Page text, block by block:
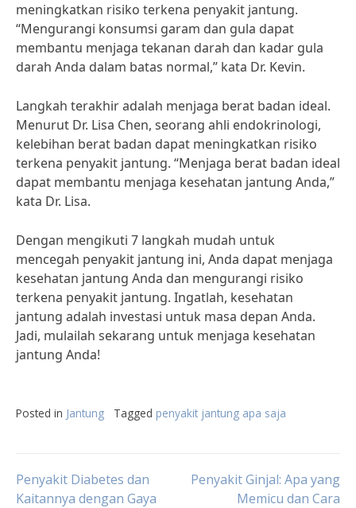
meningkatkan risiko terkena penyakit jantung.
“Mengurangi konsumsi garam dan gula dapat
membantu menjaga tekanan darah dan kadar gula
darah Anda dalam batas normal,” kata Dr. Kevin.
Langkah terakhir adalah menjaga berat badan ideal.
Menurut Dr. Lisa Chen, seorang ahli endokrinologi,
kelebihan berat badan dapat meningkatkan risiko
terkena penyakit jantung. “Menjaga berat badan ideal
dapat membantu menjaga kesehatan jantung Anda,”
kata Dr. Lisa.
Dengan mengikuti 7 langkah mudah untuk
mencegah penyakit jantung ini, Anda dapat menjaga
kesehatan jantung Anda dan mengurangi risiko
terkena penyakit jantung. Ingatlah, kesehatan
jantung adalah investasi untuk masa depan Anda.
Jadi, mulailah sekarang untuk menjaga kesehatan
jantung Anda!
Posted in Jantung Tagged penyakit jantung apa saja
Post
Penyakit Diabetes dan
Kaitannya dengan Gaya
Penyakit Ginjal: Apa yang
Memicu dan Cara